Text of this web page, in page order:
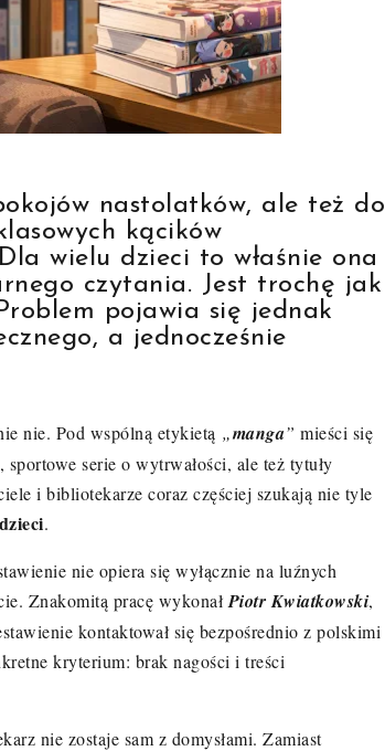
nastolatków, ale też do
kącików
wielu dzieci to właśnie ona
czytania. Jest trochę jak
pojawia się jednak
a jednocześnie
nie. Pod wspólną etykietą „manga” mieści się
serie o wytrwałości, ale też tytuły
i bibliotekarze coraz częściej szukają nie tyle
.
nie opiera się wyłącznie na luźnych
Znakomitą pracę wykonał Piotr Kwiatkowski,
kontaktował się bezpośrednio z polskimi
kryterium: brak nagości i treści
nie zostaje sam z domysłami. Zamiast